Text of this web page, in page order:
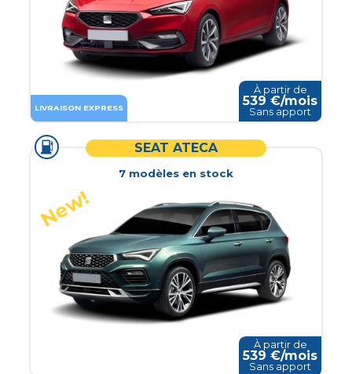
LIVRAISON EXPRESS
À partir de
539 €/mois
Sans apport
SEAT ATECA
7 modèles en stock
À partir de
539 €/mois
Sans apport